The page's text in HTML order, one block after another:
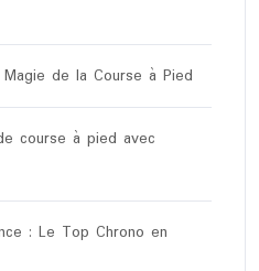
de la Course à Pied
course à pied avec
: Le Top Chrono en